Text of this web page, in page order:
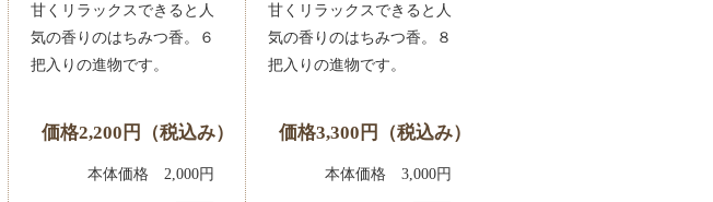
甘くリラックスできると人
気の香りのはちみつ香。６
把入りの進物です。
価格2,200円（税込み）
本体価格 2,000円
甘くリラックスできると人
気の香りのはちみつ香。８
把入りの進物です。
価格3,300円（税込み）
本体価格 3,000円